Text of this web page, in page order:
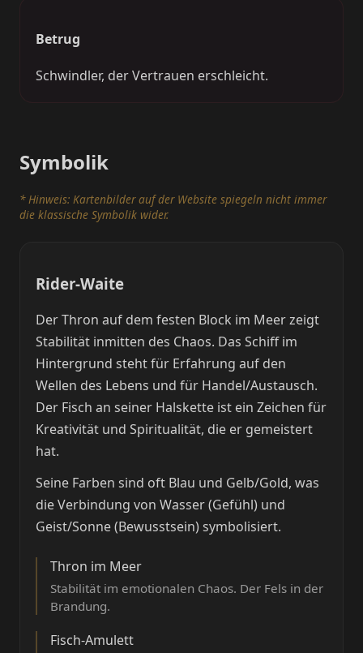
Betrug
Schwindler, der Vertrauen erschleicht.
Symbolik
* Hinweis: Kartenbilder auf der Website spiegeln nicht immer
die klassische Symbolik wider.
Rider-Waite
Der Thron auf dem festen Block im Meer zeigt
Stabilität inmitten des Chaos. Das Schiff im
Hintergrund steht für Erfahrung auf den
Wellen des Lebens und für Handel/Austausch.
Der Fisch an seiner Halskette ist ein Zeichen für
Kreativität und Spiritualität, die er gemeistert
hat.
Seine Farben sind oft Blau und Gelb/Gold, was
die Verbindung von Wasser (Gefühl) und
Geist/Sonne (Bewusstsein) symbolisiert.
Thron im Meer
Stabilität im emotionalen Chaos. Der Fels in der
Brandung.
Fisch-Amulett